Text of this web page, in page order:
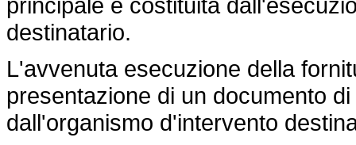
destinatario.
L'avvenuta esecuzione della
presentazione di un documento
dall'organismo d'intervento